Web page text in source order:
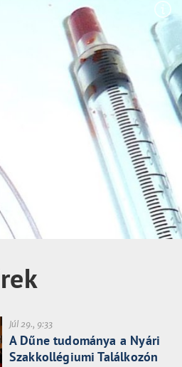
Júl 29., 9:33
A Dűne tudománya a Nyári
Szakkollégiumi Találkozón